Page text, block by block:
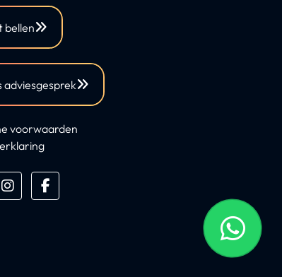
bellen
adviesgesprek
voorwaarden